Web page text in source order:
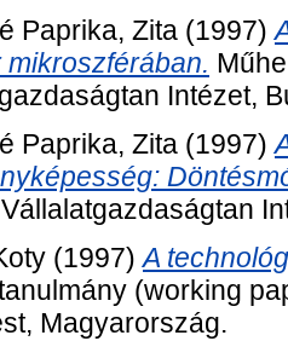
Paprika, Zita (1997)
mikroszférában.
Intézet,
Paprika, Zita (1997)
(1997)A
(working
Magyarország.